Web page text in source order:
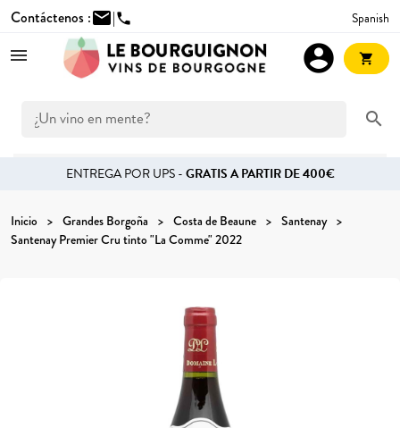
Contáctenos :mail|phone Spanish
search
account_circle shopping_cart
ENTREGA POR UPS -GRATIS A PARTIR DE 400€
Inicio Grandes Borgoña Costa de Beaune
Santenay
Santenay Premier Cru tinto "La Comme" 2022